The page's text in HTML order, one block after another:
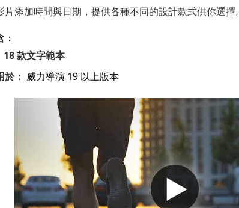
片添加時間與日期，提供各種不同的設計款式供你選擇。
18 款文字範本
於： 威力導演 19 以上版本